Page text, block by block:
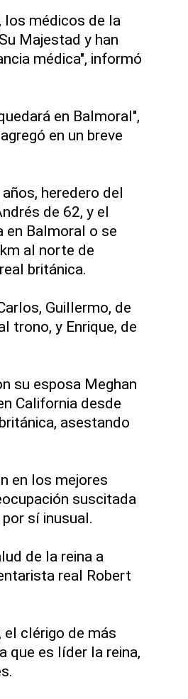
los médicos de la
Majestad y han
médica", informó
en Balmoral",
en un breve
heredero del
de 62, y el
en Balmoral o se
al norte de
británica.
Guillermo, de
trono, y Enrique, de
su esposa Meghan
California desde
británica, asestando
en los mejores
suscitada
sí inusual.
de la reina a
real Robert
el clérigo de más
que es líder la reina,